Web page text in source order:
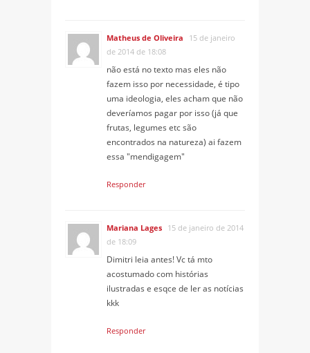
Matheus de Oliveira
15 de janeiro
de 2014 de 18:08
não está no texto mas eles não
fazem isso por necessidade, é tipo
uma ideologia, eles acham que não
deveríamos pagar por isso (já que
frutas, legumes etc são
encontrados na natureza) ai fazem
essa "mendigagem"
Responder
Mariana Lages 15 de janeiro de 2014
de 18:09
Dimitri leia antes! Vc tá mto
acostumado com histórias
ilustradas e esqce de ler as notícias
kkk
Responder